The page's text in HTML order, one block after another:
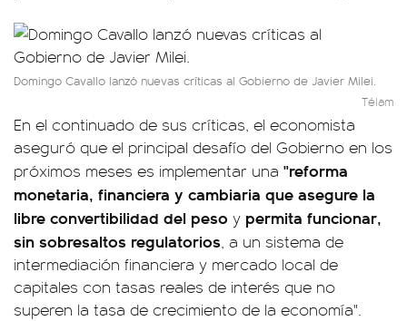
Domingo Cavallo lanzó nuevas críticas al Gobierno de Javier Milei.
Télam
En el continuado de sus críticas, el economista
aseguró que el principal desafío del Gobierno en los
próximos meses es implementar una "reforma
monetaria, financiera y cambiaria que asegure la
libre convertibilidad del peso y permita funcionar,
sin sobresaltos regulatorios, a un sistema de
intermediación financiera y mercado local de
capitales con tasas reales de interés que no
superen la tasa de crecimiento de la economía".